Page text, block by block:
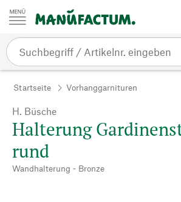
Zum Inhalt springen
Startseite Vorhanggarnituren
H. Büsche
Halterung
rund
Wandhalterung - Bronze